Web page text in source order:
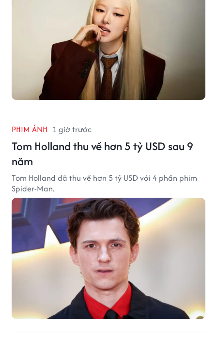
PHIM ẢNH 1 giờ trước
Tom Holland thu về hơn 5 tỷ USD sau 9
năm
Tom Holland đã thu về hơn 5 tỷ USD với 4 phần phim
Spider-Man.